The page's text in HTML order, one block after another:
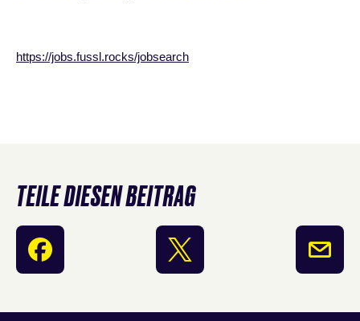
https://jobs.fussl.rocks/jobsearch
TEILE DIESEN BEITRAG